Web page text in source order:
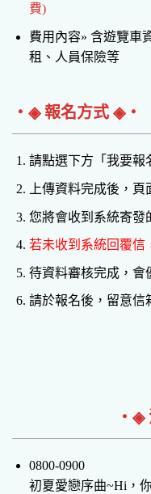
費)
費用內容» 含遊覽車
租、人員保險等
‧◈ 報名方式 ◈‧
請點選下方「我要報
上傳資料完成後，頁
您將會收到系統寄發
若未收到系統回覆信
待資料審核完成，會
請於報名後，留意信
‧◈
0800-0900
初夏愛戀序曲~Hi，你